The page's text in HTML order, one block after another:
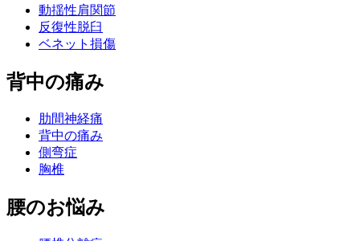
動揺性肩関節
反復性脱臼
ベネット損傷
背中の痛み
肋間神経痛
背中の痛み
側弯症
胸椎
腰のお悩み